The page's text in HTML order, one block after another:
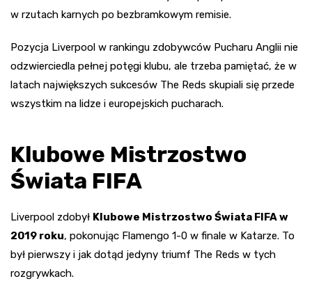
w rzutach karnych po bezbramkowym remisie.
Pozycja Liverpool w rankingu zdobywców Pucharu Anglii nie
odzwierciedla pełnej potęgi klubu, ale trzeba pamiętać, że w
latach największych sukcesów The Reds skupiali się przede
wszystkim na lidze i europejskich pucharach.
Klubowe Mistrzostwo
Świata FIFA
Liverpool zdobył Klubowe Mistrzostwo Świata FIFA w
2019 roku, pokonując Flamengo 1-0 w finale w Katarze. To
był pierwszy i jak dotąd jedyny triumf The Reds w tych
rozgrywkach.